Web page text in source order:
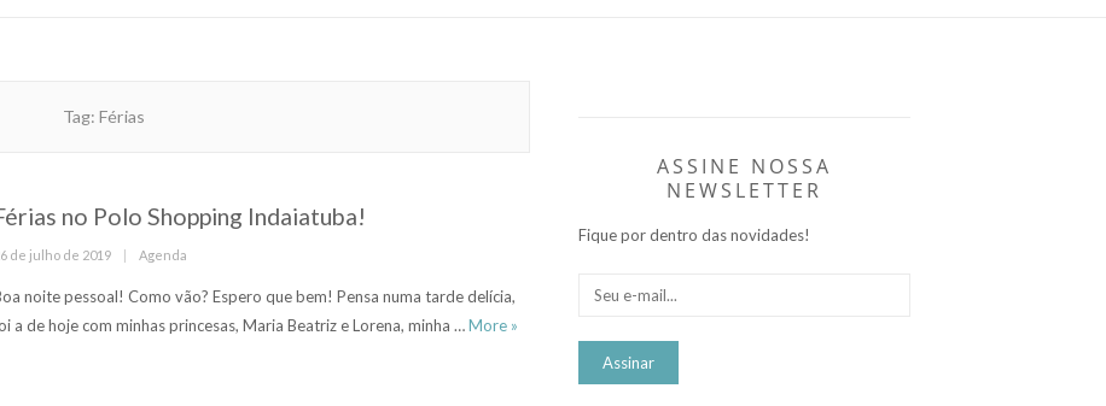
Tag:Férias
no Polo Shopping Indaiatuba!
de julho de 2019 Categories
Agenda
noite pessoal! Como vão? Espero que bem! Pensa numa tarde delícia,
a de hoje com minhas princesas, Maria Beatriz e Lorena, minha …More Férias no Polo Shopping Indaiatuba!
»
ASSINE NOSSA
NEWSLETTER
Fique por dentro das novidades!